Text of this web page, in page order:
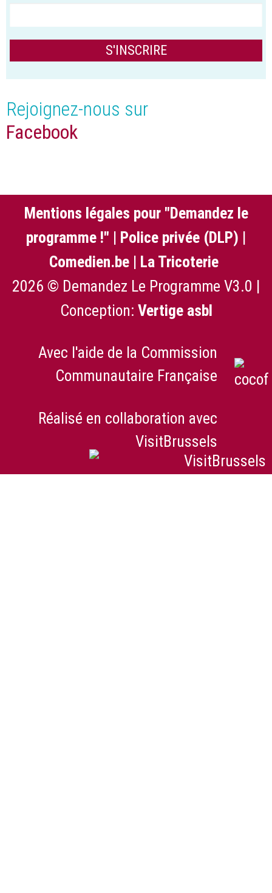
Rejoignez-nous sur
Facebook
Mentions légales pour "Demandez le
programme !" | Police privée (DLP) |
Comedien.be | La Tricoterie
2026 © Demandez Le Programme V3.0 |
Conception: Vertige asbl
Avec l'aide de la Commission
Communautaire Française
Réalisé en collaboration avec
VisitBrussels